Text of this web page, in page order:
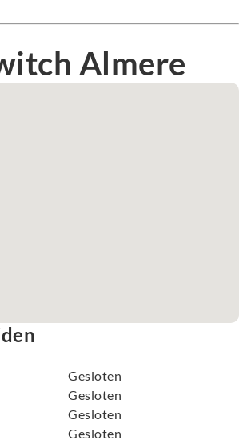
Almere
Gesloten
Gesloten
Gesloten
Gesloten